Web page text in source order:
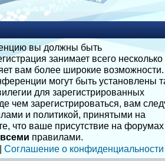
вы должны быть
занимает всего несколько
вам более широкие возможности.
могут быть установлены
для зарегистрированных
чем зарегистрироваться, вам
и политикой, принятыми на
что ваше присутствие на форумах
всеми правилами.
| Соглашение о конфиденциальности